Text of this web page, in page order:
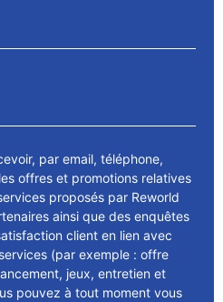
par email, téléphone,
offres et promotions relatives
proposés par Reworld
ainsi que des enquêtes
client en lien avec
(par exemple : offre
jeux, entretien et
pouvez à tout moment vous